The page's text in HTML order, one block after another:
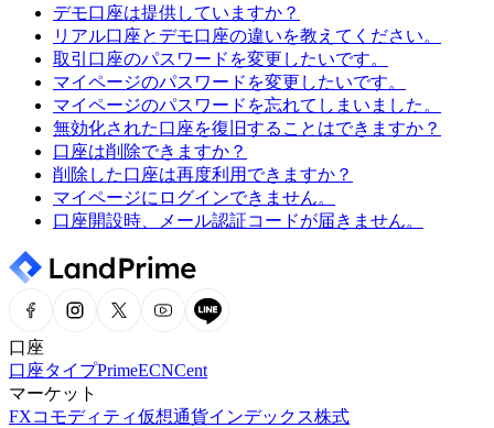
デモ口座は提供していますか？
リアル口座とデモ口座の違いを教えてください。
取引口座のパスワードを変更したいです。
マイページのパスワードを変更したいです。
マイページのパスワードを忘れてしまいました。
無効化された口座を復旧することはできますか？
口座は削除できますか？
削除した口座は再度利用できますか？
マイページにログインできません。
口座開設時、メール認証コードが届きません。
口座
口座タイプPrimeECNCent
マーケット
FXコモディティ仮想通貨インデックス株式